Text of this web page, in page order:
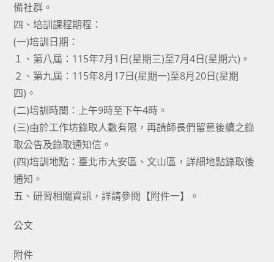
備社群。
四、培訓課程期程：
(一)培訓日期：
１、第八屆：115年7月1日(星期三)至7月4日(星期六)。
２、第九屆：115年8月17日(星期一)至8月20日(星期
四)。
(二)培訓時間：上午9時至下午4時。
(三)由於工作坊錄取人數有限，再請師長們留意後續之錄
取公告及錄取通知信。
(四)培訓地點：臺北市大安區、文山區，詳細地點錄取後
通知。
五、研習相關資訊，詳請參閱【附件一】。
公文
附件